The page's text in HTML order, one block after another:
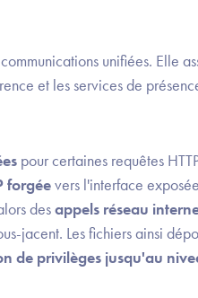
unifiées. Elle
et les services de
pour certaines requêtes
forgéevers l'interface
desappels réseau
jacent. Les fichiers ainsi
de privilèges jusqu'au